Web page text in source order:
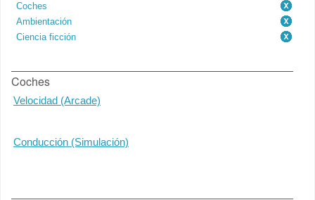
Coches
Ambientación
Ciencia ficción
Coches
Velocidad (Arcade)
Conducción (Simulación)